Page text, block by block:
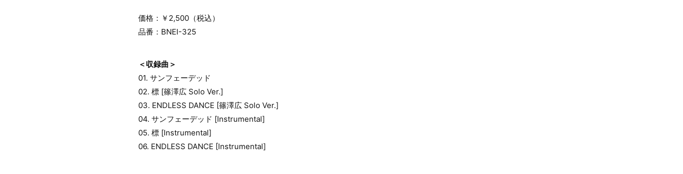
価格：￥2,500（税込）
品番：BNEI-325
＜収録曲＞
01. サンフェーデッド
02. 標 [篠澤広 Solo Ver.]
03. ENDLESS DANCE [篠澤広 Solo Ver.]
04. サンフェーデッド [Instrumental]
05. 標 [Instrumental]
06. ENDLESS DANCE [Instrumental]